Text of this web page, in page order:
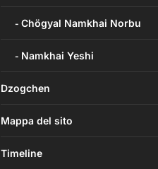
Chögyal Namkhai Norbu
Namkhai Yeshi
Dzogchen
Mappa del sito
Timeline